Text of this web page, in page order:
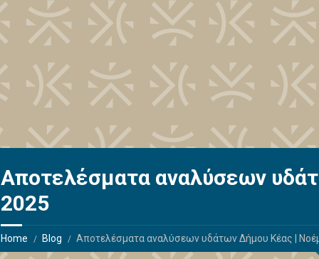
Αποτελέσματα αναλύσεων
2025
Home Blog Αποτελέσματα αναλύσεων υδάτων Δήμου Κέας |